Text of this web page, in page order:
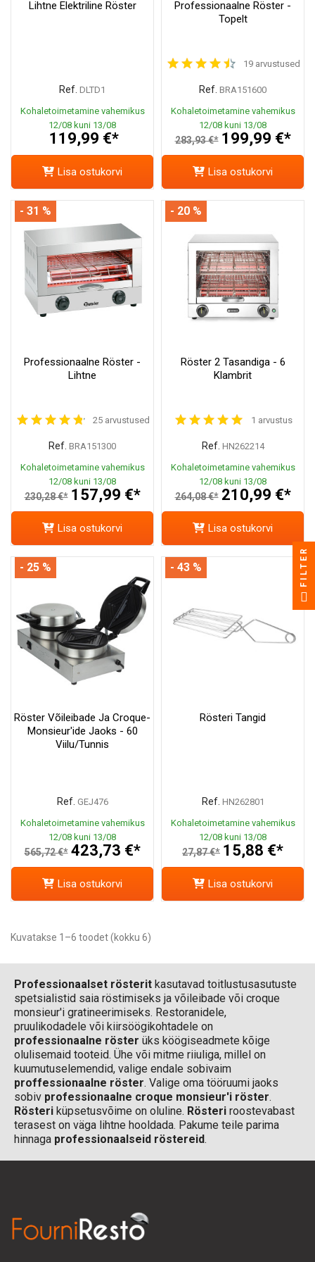
Lihtne Elektriline Röster
Ref. DLTD1
Kohaletoimetamine vahemikus
12/08 kuni 13/08
119,99 €*
Lisa ostukorvi
Professionaalne Röster -
Topelt
19 arvustused
Ref. BRA151600
Kohaletoimetamine vahemikus
12/08 kuni 13/08
283,93 €* 199,99 €*
Lisa ostukorvi
Professionaalne Röster -
Lihtne
25 arvustused
Ref. BRA151300
Kohaletoimetamine vahemikus
12/08 kuni 13/08
230,28 €* 157,99 €*
- 31 %
Lisa ostukorvi
Röster 2 Tasandiga - 6
Klambrit
1 arvustus
Ref. HN262214
Kohaletoimetamine vahemikus
12/08 kuni 13/08
264,08 €* 210,99 €*
- 20 %
Lisa ostukorvi
Röster Võileibade Ja Croque-
Monsieur'ide Jaoks - 60
Viilu/tunnis
Ref. GEJ476
Kohaletoimetamine vahemikus
12/08 kuni 13/08
565,72 €* 423,73 €*
- 25 %
Lisa ostukorvi
Rösteri Tangid
Ref. HN262801
Kohaletoimetamine vahemikus
12/08 kuni 13/08
27,87 €* 15,88 €*
- 43 %
Lisa ostukorvi
Kuvatakse 1–6 toodet (kokku 6)
Professionaalset rösterit kasutavad toitlustusasutuste
spetsialistid saia röstimiseks ja võileibade või croque
monsieur'i gratineerimiseks. Restoranidele,
pruulikodadele või kiirsöögikohtadele on
professionaalne röster üks köögiseadmete kõige
olulisemaid tooteid. Ühe või mitme riiuliga, millel on
kuumutuselemendid, valige endale sobivaim
proffessionaalne röster. Valige oma tööruumi jaoks
sobiv professionaalne croque monsieur'i röster.
Rösteri küpsetusvõime on oluline. Rösteri roostevabast
terasest on väga lihtne hooldada. Pakume teile parima
hinnaga professionaalseid röstereid.
FILTER